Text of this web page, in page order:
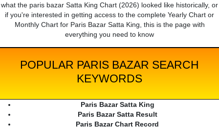
what the paris bazar Satta King Chart (2026) looked like historically, or
if you're interested in getting access to the complete Yearly Chart or
Monthly Chart for Paris Bazar Satta King, this is the page with
everything you need to know
POPULAR PARIS BAZAR SEARCH
KEYWORDS
Paris Bazar Satta King
Paris Bazar Satta Result
Paris Bazar Chart Record